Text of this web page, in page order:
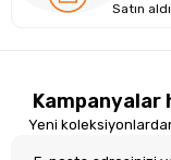
Satın
Kampanyalar
Yeni